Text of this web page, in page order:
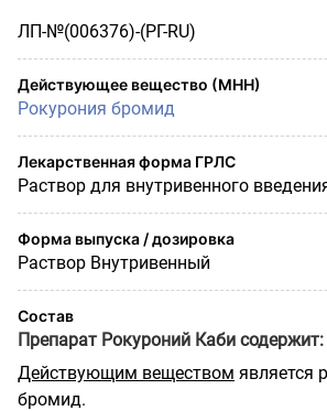
ЛП-№(006376)-(РГ-RU)
Действующее вещество (МНН)
Рокурония бромид
Лекарственная форма ГРЛС
Раствор для внутривенного
Форма выпуска / дозировка
Раствор Внутривенный
Состав
Препарат Рокуроний Каби содержит:
Действующим веществом является
бромид.